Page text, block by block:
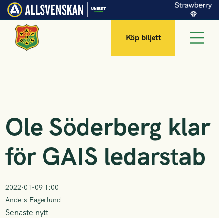
Köp biljett
Ole Söderberg klar
för GAIS ledarstab
2022-01-09 1:00
Anders Fagerlund
Senaste nytt